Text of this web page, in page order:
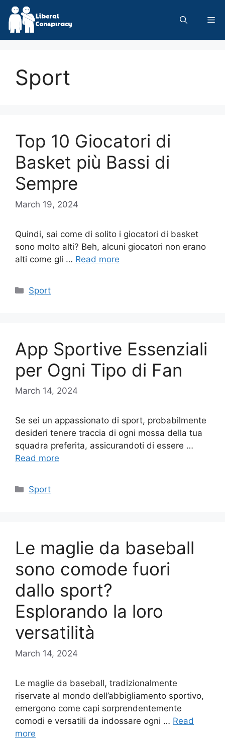
Skip
content
Sport
Top 10 Giocatori di
Basket più Bassi di
Sempre
March 19, 2024
Quindi, sai come di solito i giocatori di basket
sono molto alti? Beh, alcuni giocatori non erano
alti come gli … Read more
Categories
Sport
App Sportive Essenziali
per Ogni Tipo di Fan
March 14, 2024
Se sei un appassionato di sport, probabilmente
desideri tenere traccia di ogni mossa della tua
squadra preferita, assicurandoti di essere …
Read more
Categories
Sport
Le maglie da baseball
sono comode fuori
dallo sport?
Esplorando la loro
versatilità
March 14, 2024
Le maglie da baseball, tradizionalmente
riservate al mondo dell’abbigliamento sportivo,
emergono come capi sorprendentemente
comodi e versatili da indossare ogni … Read
more